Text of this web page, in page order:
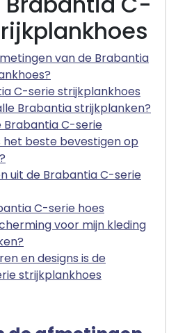
van de Brabantia
C-serie strijkplankhoes
Brabantia strijkplanken?
Brabantia C-serie
beste bevestigen op
uit de Brabantia C-serie
C-serie hoes
voor mijn kleding
en designs is de
strijkplankhoes